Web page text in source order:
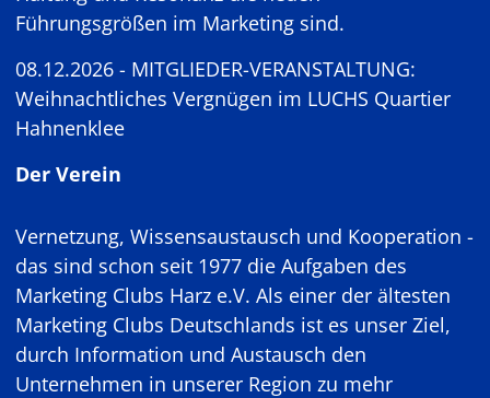
Führungsgrößen im Marketing sind.
08.12.2026 - MITGLIEDER-VERANSTALTUNG:
Weihnachtliches Vergnügen im LUCHS Quartier
Hahnenklee
Der Verein
Vernetzung, Wissensaustausch und Kooperation -
das sind schon seit 1977 die Aufgaben des
Marketing Clubs Harz e.V. Als einer der ältesten
Marketing Clubs Deutschlands ist es unser Ziel,
durch Information und Austausch den
Unternehmen in unserer Region zu mehr